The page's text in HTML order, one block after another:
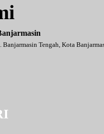
Tengah, Kota